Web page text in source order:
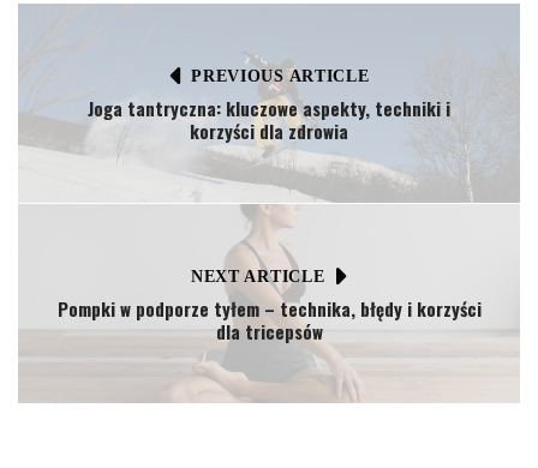
PREVIOUS ARTICLE
Joga tantryczna: kluczowe aspekty, techniki i
korzyści dla zdrowia
NEXT ARTICLE
Pompki w podporze tyłem – technika, błędy i korzyści
dla tricepsów